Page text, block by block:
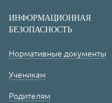
ИНФОРМАЦИОННАЯ
БЕЗОПАСНОСТЬ
Нормативные документы
Ученикам
Родителям